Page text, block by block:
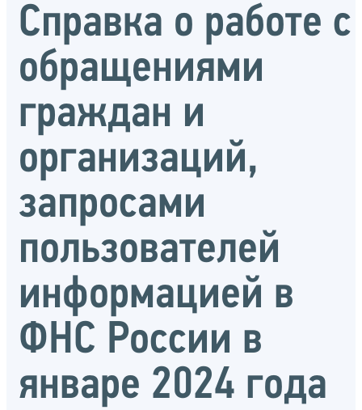
Справка о работе с
обращениями
граждан и
организаций,
запросами
пользователей
информацией в
ФНС России в
январе 2024 года